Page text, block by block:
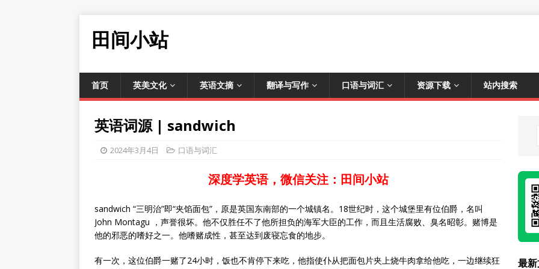
田间小站
首页 英美文化 英语文摘 翻译与写作 口语与词汇 资源下载 站内搜索
英语词源 | sandwich
2024年3月4日 口语与词汇
深度学英语，微信关注：田间小站
sandwich “三明治”即“夹馅面包”，原是英国东南部的一个城镇名。18世纪时，这个城堡里有位伯爵，名叫
John Montagu ，声誉很坏。他不仅胜任不了他所担负的海军大臣的工作，而且生活腐败、臭名昭彰。赌博是
他的邪恶的嗜好之一。他嗜赌成性，甚至达到废寝忘食的地步。
有一次，这位伯爵一赌了24小时，饭也不肯停下来吃，他指使仆从把面包片夹上烧牛肉拿给他吃，一边继续狂
最